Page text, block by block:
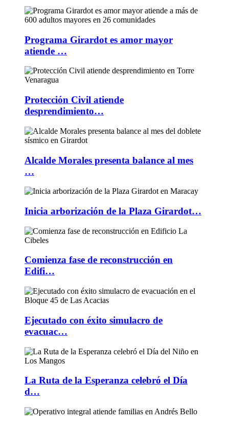
Programa Girardot es amor mayor
atiende …
Protección Civil atiende
desprendimiento…
Alcalde Morales presenta balance al mes
…
Inicia arborización de la Plaza Girardot…
Comienza fase de reconstrucción en
Edifi…
Ejecutado con éxito simulacro de
evacuac…
La Ruta de la Esperanza celebró el Día
d…